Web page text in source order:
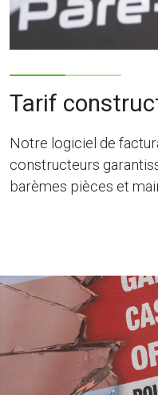
Tarif
Notre logiciel de
constructeurs
barèmes pièces et